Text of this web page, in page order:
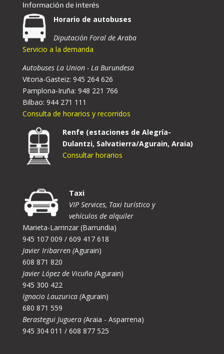
Información de interés
Horario de autobuses
Diputación Foral de Araba
Servicio a la demanda
Autobuses La Union - La Burundesa
Vitoria-Gasteiz: 945 264 626
Pamplona-Iruña: 948 221 766
Bilbao: 944 271 111
Consulta de horarios y recorridos
Renfe (estaciones de Alegría-
Dulantzi, Salvatierra/Agurain, Araia)
Consultar horarios
Taxi
VIP Services, Taxi turístico y
vehículos de alquiler
Marieta-Larrinzar (Barrundia)
945 107 009 / 609 417 618
Javier Iribarren (Agurain)
608 871 820
Javier López de Vicuña (Agurain)
945 300 422
Ignacio Lauzurica (Agurain)
680 871 559
Berastegui Juguera (Araia - Asparrena)
945 304 011 / 608 877 525